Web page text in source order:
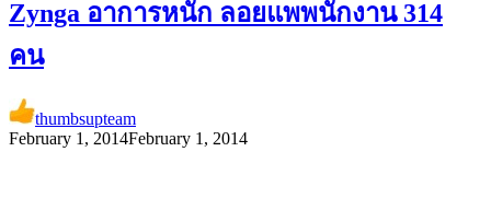
Zynga อาการหนัก ลอยแพพนักงาน 314
คน
thumbsupteam
February 1, 2014February 1, 2014